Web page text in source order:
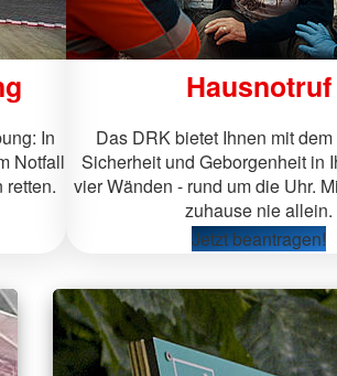
In
Notfall
retten.
Hausnotruf
Das DRK bietet Ihnen mit
Sicherheit und Geborgenheit in
vier Wänden - rund um die Uhr.
zuhause nie allein.
Jetzt beantragen!